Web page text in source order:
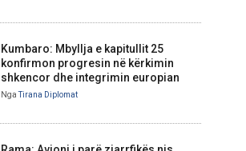
Kumbaro: Mbyllja e kapitullit 25
konfirmon progresin në kërkimin
shkencor dhe integrimin europian
NgaTirana Diplomat